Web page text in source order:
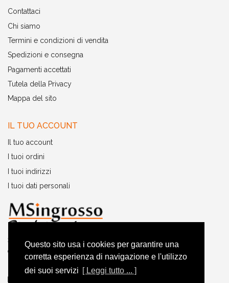
Questo sito usa i cookies per garantire una
corretta esperienza di navigazione e l'utilizzo
dei suoi servizi [ Leggi tutto ... ]
Contattaci
Chi siamo
Termini e condizioni di vendita
Spedizioni e consegna
Pagamenti accettati
Tutela della Privacy
Mappa del sito
IL TUO ACCOUNT
Il tuo account
I tuoi ordini
I tuoi indirizzi
I tuoi dati personali
Servizio clienti pre-post vendita:
342 942 7876
Dal lunedì al venerdì ore 9:00-18:00